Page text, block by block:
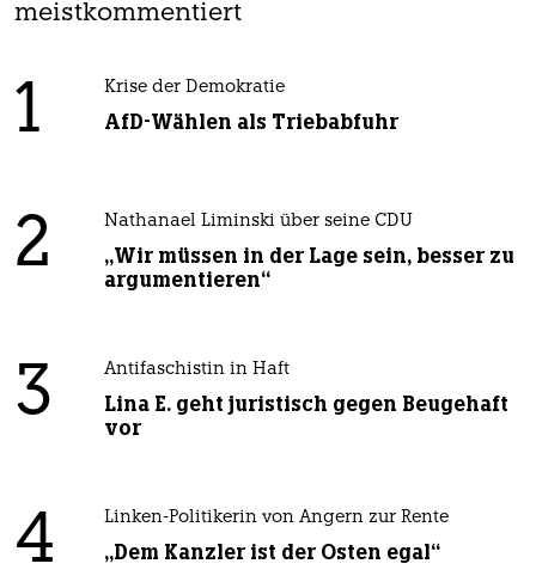
meistkommentiert
1 Krise der Demokratie
AfD-Wählen als Triebabfuhr
2 Nathanael Liminski über seine CDU
„Wir müssen in der Lage sein, besser zu
argumentieren“
3 Antifaschistin in Haft
Lina E. geht juristisch gegen Beugehaft
vor
4 Linken-Politikerin von Angern zur Rente
„Dem Kanzler ist der Osten egal“